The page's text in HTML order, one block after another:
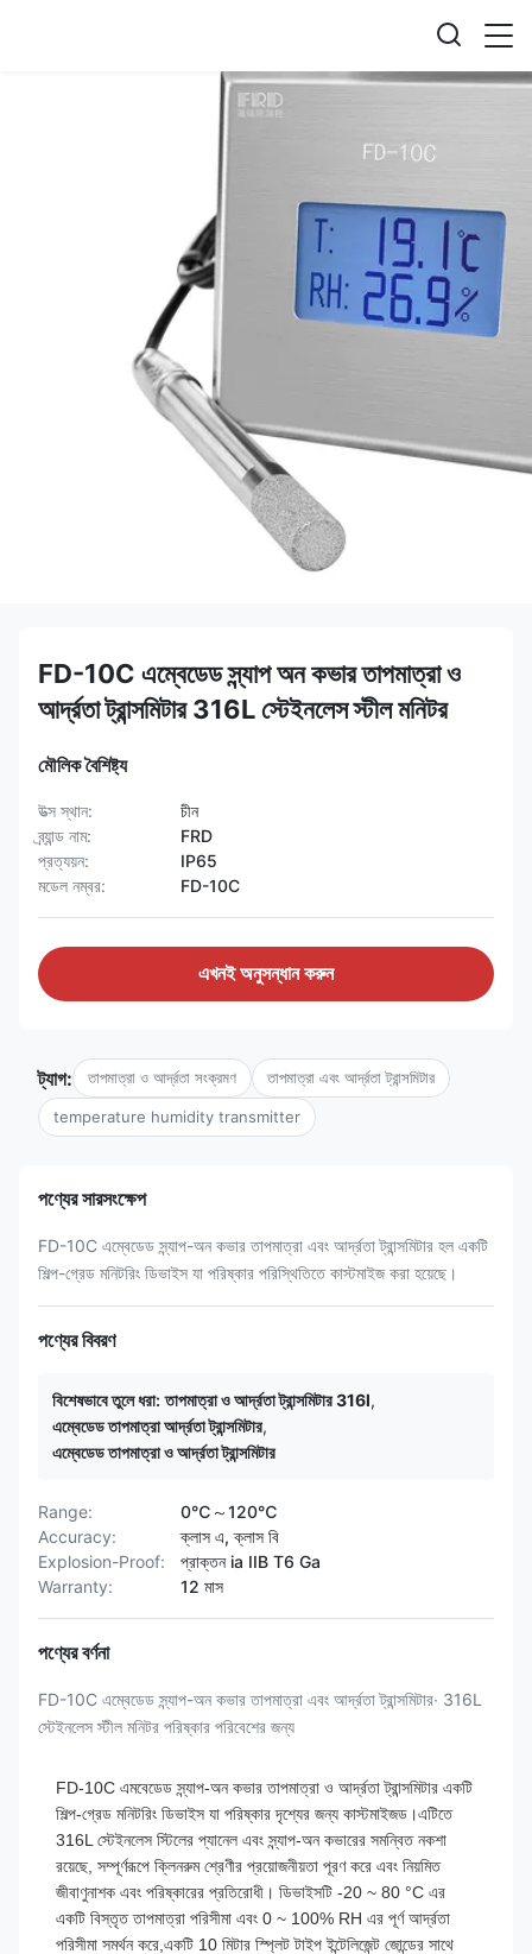
FD-10C এম্বেডেড স্ন্যাপ অন কভার তাপমাত্রা ও
আর্দ্রতা ট্রান্সমিটার 316L স্টেইনলেস স্টীল মনিটর
মৌলিক বৈশিষ্ট্য
উত্স স্থান:
চীন
ব্র্যান্ড নাম:
FRD
প্রত্যয়ন:
IP65
মডেল নম্বর:
FD-10C
এখনই অনুসন্ধান করুন
ট্যাগ: তাপমাত্রা ও আর্দ্রতা সংক্রমণ তাপমাত্রা এবং আর্দ্রতা ট্রান্সমিটার
temperature humidity transmitter
পণ্যের সারসংক্ষেপ
FD-10C এম্বেডেড স্ন্যাপ-অন কভার তাপমাত্রা এবং আর্দ্রতা ট্রান্সমিটার হল একটি
শিল্প-গ্রেড মনিটরিং ডিভাইস যা পরিষ্কার পরিস্থিতিতে কাস্টমাইজ করা হয়েছে।
পণ্যের বিবরণ
বিশেষভাবে তুলে ধরা: তাপমাত্রা ও আর্দ্রতা ট্রান্সমিটার 316l,
এম্বেডেড তাপমাত্রা আর্দ্রতা ট্রান্সমিটার,
এম্বেডেড তাপমাত্রা ও আর্দ্রতা ট্রান্সমিটার
Range:
0℃～120℃
Accuracy:
ক্লাস এ, ক্লাস বি
Explosion-Proof:
প্রাক্তন ia IIB T6 Ga
Warranty:
12 মাস
পণ্যের বর্ণনা
FD-10C এম্বেডেড স্ন্যাপ-অন কভার তাপমাত্রা এবং আর্দ্রতা ট্রান্সমিটার∙ 316L
স্টেইনলেস স্টীল মনিটর পরিষ্কার পরিবেশের জন্য
FD-10C এমবেডেড স্ন্যাপ-অন কভার তাপমাত্রা ও আর্দ্রতা ট্রান্সমিটার একটি
শিল্প-গ্রেড মনিটরিং ডিভাইস যা পরিষ্কার দৃশ্যের জন্য কাস্টমাইজড।এটিতে
316L স্টেইনলেস স্টিলের প্যানেল এবং স্ন্যাপ-অন কভারের সমন্বিত নকশা
রয়েছে, সম্পূর্ণরূপে ক্লিনরুম শ্রেণীর প্রয়োজনীয়তা পূরণ করে এবং নিয়মিত
জীবাণুনাশক এবং পরিষ্কারের প্রতিরোধী। ডিভাইসটি -20 ~ 80 °C এর
একটি বিস্তৃত তাপমাত্রা পরিসীমা এবং 0 ~ 100% RH এর পূর্ণ আর্দ্রতা
পরিসীমা সমর্থন করে,একটি 10 মিটার স্প্লিট টাইপ ইন্টেলিজেন্ট জোন্ডের সাথে